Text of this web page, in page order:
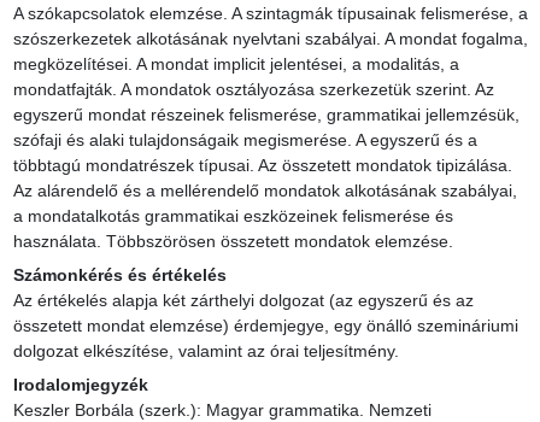
A szókapcsolatok elemzése. A szintagmák típusainak felismerése, a
szószerkezetek alkotásának nyelvtani szabályai. A mondat fogalma,
megközelítései. A mondat implicit jelentései, a modalitás, a
mondatfajták. A mondatok osztályozása szerkezetük szerint. Az
egyszerű mondat részeinek felismerése, grammatikai jellemzésük,
szófaji és alaki tulajdonságaik megismerése. A egyszerű és a
többtagú mondatrészek típusai. Az összetett mondatok tipizálása.
Az alárendelő és a mellérendelő mondatok alkotásának szabályai,
a mondatalkotás grammatikai eszközeinek felismerése és
használata. Többszörösen összetett mondatok elemzése.
Számonkérés és értékelés
Az értékelés alapja két zárthelyi dolgozat (az egyszerű és az
összetett mondat elemzése) érdemjegye, egy önálló szemináriumi
dolgozat elkészítése, valamint az órai teljesítmény.
Irodalomjegyzék
Keszler Borbála (szerk.): Magyar grammatika. Nemzeti